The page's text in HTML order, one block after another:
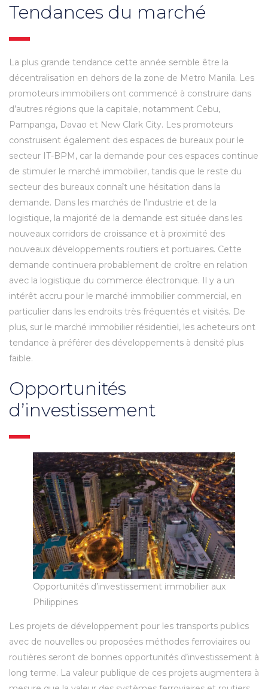
Tendances du marché
La plus grande tendance cette année semble être la
décentralisation en dehors de la zone de Metro Manila. Les
promoteurs immobiliers ont commencé à construire dans
d’autres régions que la capitale, notamment Cebu,
Pampanga, Davao et New Clark City. Les promoteurs
construisent également des espaces de bureaux pour le
secteur IT-BPM, car la demande pour ces espaces continue
de stimuler le marché immobilier, tandis que le reste du
secteur des bureaux connaît une hésitation dans la
demande. Dans les marchés de l’industrie et de la
logistique, la majorité de la demande est située dans les
nouveaux corridors de croissance et à proximité des
nouveaux développements routiers et portuaires. Cette
demande continuera probablement de croître en relation
avec la logistique du commerce électronique. Il y a un
intérêt accru pour le marché immobilier commercial, en
particulier dans les endroits très fréquentés et visités. De
plus, sur le marché immobilier résidentiel, les acheteurs ont
tendance à préférer des développements à densité plus
faible.
Opportunités
d’investissement
Opportunités d’investissement immobilier aux
Philippines
Les projets de développement pour les transports publics
avec de nouvelles ou proposées méthodes ferroviaires ou
routières seront de bonnes opportunités d’investissement à
long terme. La valeur publique de ces projets augmentera à